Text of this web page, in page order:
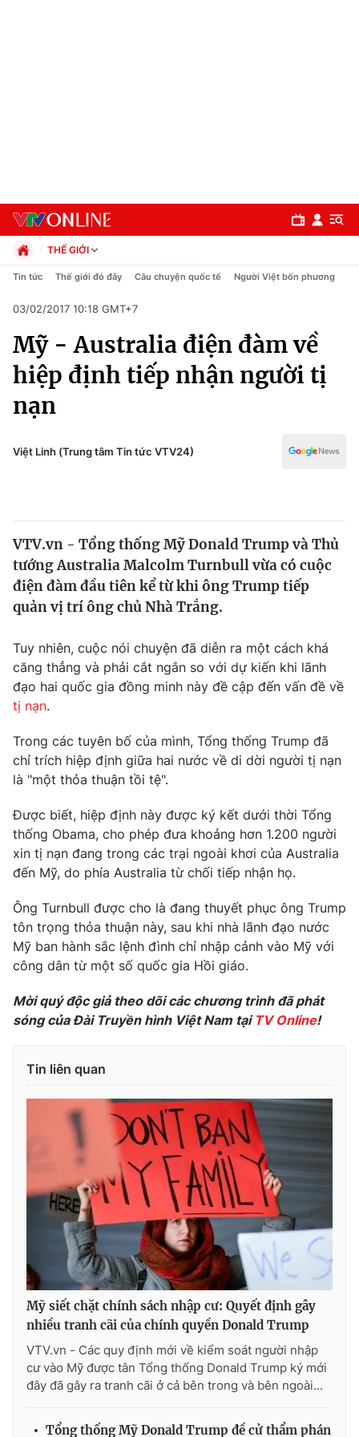
Chuyên mục
Chính trị
Xã hội
Pháp luật
Thế giới
Tin tức
Thế giới đó đây
Câu chuyện quốc tế
Kinh tế
Thị trường
Góc doanh nghiệp
Dữ liệu và đời sống
Truyền hình
Hậu trường
Nhân vật
Khán giả
Giải sao mai
Giải trí
Điện ảnh
Sao
Đời sống
Du lịch
Làm đẹp
Chất lượng cuộc sống
Giáo dục
Tuyển sinh
Công nghệ
Hitech Công nghệ tương lai
Sản phẩm
Thị trường
Tư vấn
Giao lưu trực tuyến
Lịch phát sóng
Chuyên mục khác
Photo Infographic
Shorts video
VTV Money VTV Thể thao
VTV Sức khoẻ Bất động sản
Thị trường 24h Tấm lòng Việt
Vươn mình bằng AI
VTV9 VTV8
Liên hệ tòa soạn English
THẾ GIỚI
Chính trị
Pháp luật
Kinh tế
Thể thao
Truyền hình
Văn hóa - Giải trí
Công nghệ
Tin tức Thế giới đó đây Câu chuyện quốc tế Người Việt bốn phương
03/02/2017 10:18 GMT+7
Mỹ - Australia điện đàm về
hiệp định tiếp nhận người tị
nạn
Việt Linh (Trung tâm Tin tức VTV24)
VTV.vn - Tổng thống Mỹ Donald Trump và Thủ
tướng Australia Malcolm Turnbull vừa có cuộc
điện đàm đầu tiên kể từ khi ông Trump tiếp
quản vị trí ông chủ Nhà Trắng.
Tuy nhiên, cuộc nói chuyện đã diễn ra một cách khá
căng thẳng và phải cắt ngắn so với dự kiến khi lãnh
đạo hai quốc gia đồng minh này đề cập đến vấn đề về
tị nạn.
Trong các tuyên bố của mình, Tổng thống Trump đã
chỉ trích hiệp định giữa hai nước về di dời người tị nạn
là "một thỏa thuận tồi tệ".
Được biết, hiệp định này được ký kết dưới thời Tổng
thống Obama, cho phép đưa khoảng hơn 1.200 người
xin tị nạn đang trong các trại ngoài khơi của Australia
đến Mỹ, do phía Australia từ chối tiếp nhận họ.
Ông Turnbull được cho là đang thuyết phục ông Trump
tôn trọng thỏa thuận này, sau khi nhà lãnh đạo nước
Mỹ ban hành sắc lệnh đình chỉ nhập cảnh vào Mỹ với
công dân từ một số quốc gia Hồi giáo.
Mời quý độc giả theo dõi các chương trình đã phát
sóng của Đài Truyền hình Việt Nam tại TV Online!
Tin liên quan
Mỹ siết chặt chính sách nhập cư: Quyết định gây
nhiều tranh cãi của chính quyền Donald Trump
VTV.vn - Các quy định mới về kiểm soát người nhập
cư vào Mỹ được tân Tổng thống Donald Trump ký mới
đây đã gây ra tranh cãi ở cả bên trong và bên ngoài...
Tổng thống Mỹ Donald Trump đề cử thẩm phán